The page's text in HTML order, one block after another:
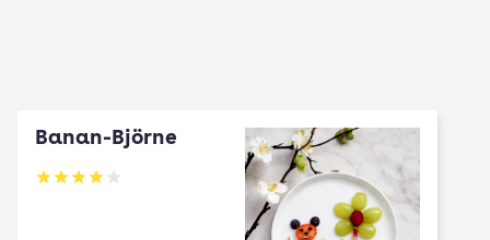
Banan-Björne
Betyg: 4 av 5